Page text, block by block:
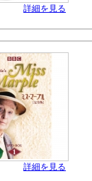
詳細を見る
詳細を見る